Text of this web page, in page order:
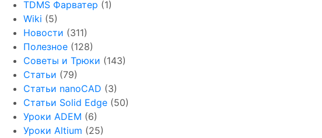
TDMS Фарватер (1)
Wiki (5)
Новости (311)
Полезное (128)
Советы и Трюки (143)
Статьи (79)
Статьи nanoCAD (3)
Статьи Solid Edge (50)
Уроки ADEM (6)
Уроки Altium (25)